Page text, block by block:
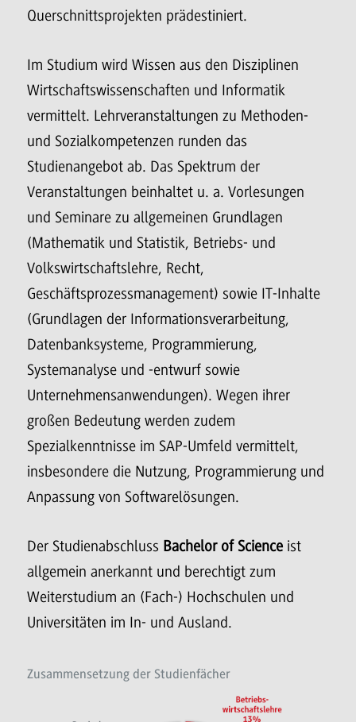
Querschnittsprojekten prädestiniert.
Im Studium wird Wissen aus den Disziplinen
Wirtschaftswissenschaften und Informatik
vermittelt. Lehrveranstaltungen zu Methoden-
und Sozialkompetenzen runden das
Studienangebot ab. Das Spektrum der
Veranstaltungen beinhaltet u. a. Vorlesungen
und Seminare zu allgemeinen Grundlagen
(Mathematik und Statistik, Betriebs- und
Volkswirtschaftslehre, Recht,
Geschäftsprozessmanagement) sowie IT-Inhalte
(Grundlagen der Informationsverarbeitung,
Datenbanksysteme, Programmierung,
Systemanalyse und -entwurf sowie
Unternehmensanwendungen). Wegen ihrer
großen Bedeutung werden zudem
Spezialkenntnisse im SAP-Umfeld vermittelt,
insbesondere die Nutzung, Programmierung und
Anpassung von Softwarelösungen.
Der Studienabschluss Bachelor of Science ist
allgemein anerkannt und berechtigt zum
Weiterstudium an (Fach-) Hochschulen und
Universitäten im In- und Ausland.
Zusammensetzung der Studienfächer